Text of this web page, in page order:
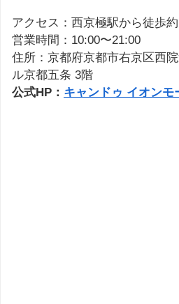
アクセス：西京極駅から徒歩
営業時間：10:00〜21:00
住所：京都府京都市右京区西
ル京都五条 3階
公式HP： キャンドゥ イオンモ